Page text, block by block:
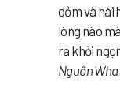
dỏm và hài
lòng nào
ra khỏi
Nguồn